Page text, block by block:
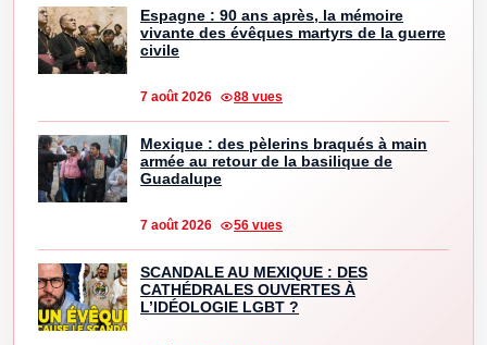
Espagne : 90 ans après, la mémoire
vivante des évêques martyrs de la guerre
civile
7 août 2026 88 vues
Mexique : des pèlerins braqués à main
armée au retour de la basilique de
Guadalupe
7 août 2026 56 vues
SCANDALE AU MEXIQUE : DES
CATHÉDRALES OUVERTES À
L’IDÉOLOGIE LGBT ?